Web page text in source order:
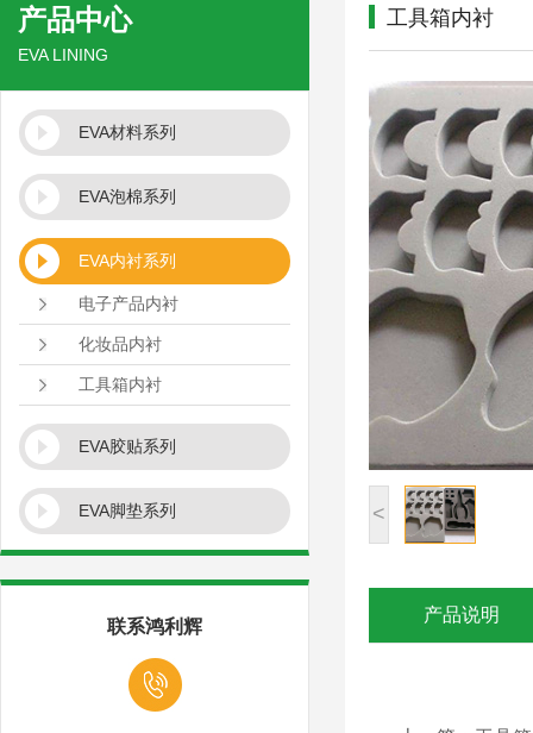
产品中心
EVA LINING
EVA材料系列
EVA泡棉系列
EVA内衬系列
电子产品内衬
化妆品内衬
工具箱内衬
EVA胶贴系列
EVA脚垫系列
联系鸿利辉
工具箱内衬
<
产品说明